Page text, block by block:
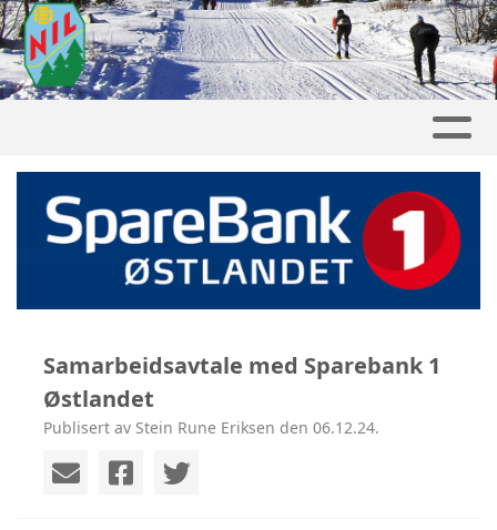
Samarbeidsavtale med Sparebank 1
Østlandet
Publisert av Stein Rune Eriksen den 06.12.24.